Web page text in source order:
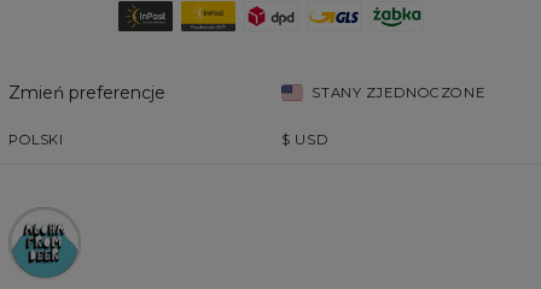
Zmień preferencje STANY ZJEDNOCZONE
POLSKI $ USD